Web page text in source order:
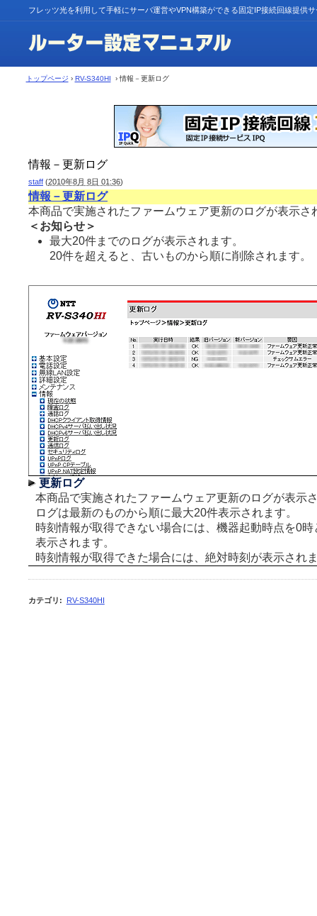
フレッツ光を利用して手軽にサーバ運営やVPN構築ができる固定IP接続回線提供
トップページ › RV-S340HI › 情報－更新ログ
情報－更新ログ
staff (2010年8月 8日 01:36)
情報－更新ログ
本商品で実施されたファームウェア更新のログが表示さ
＜お知らせ＞
最大20件までのログが表示されます。
20件を超えると、古いものから順に削除されます。
更新ログ
本商品で実施されたファームウェア更新のログが表示
ログは最新のものから順に最大20件表示されます。
時刻情報が取得できない場合には、機器起動時点を0
表示されます。
時刻情報が取得できた場合には、絶対時刻が表示され
カテゴリ : RV-S340HI